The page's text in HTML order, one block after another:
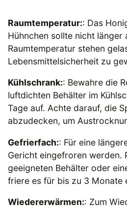
Raumtemperatur:: Das
Hühnchen sollte nicht länger
Raumtemperatur stehen
Lebensmittelsicherheit zu
Kühlschrank:: Bewahre die
luftdichten Behälter im
Tage auf. Achte darauf, die
abzudecken, um
Gefrierfach:: Für eine
Gericht eingefroren werden.
geeigneten Behälter oder
friere es für bis zu 3 Monate
Wiedererwärmen:: Zum